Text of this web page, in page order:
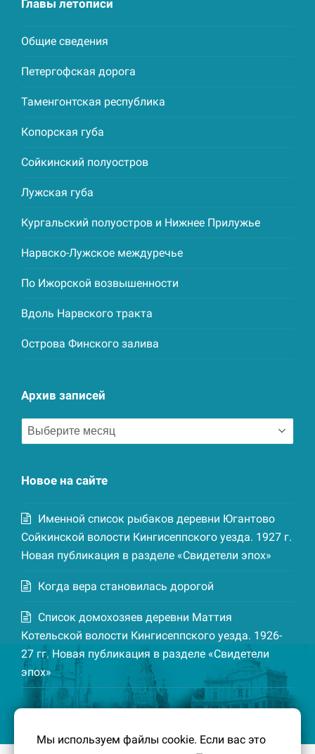
Главы летописи
Общие сведения
Петергофская дорога
Таменгонтская республика
Копорская губа
Сойкинский полуостров
Лужская губа
Кургальский полуостров и Нижнее Прилужье
Нарвско-Лужское междуречье
По Ижорской возвышенности
Вдоль Нарвского тракта
Острова Финского залива
Архив записей
Архив
записей
Новое на сайте
Именной список рыбаков деревни Югантово
Сойкинской волости Кингисеппского уезда. 1927 г.
Новая публикация в разделе «Свидетели эпох»
Когда вера становилась дорогой
Список домохозяев деревни Маттия
Котельской волости Кингисеппского уезда. 1926-
27 гг. Новая публикация в разделе «Свидетели
эпох»
Мы используем файлы cookie. Если вас это